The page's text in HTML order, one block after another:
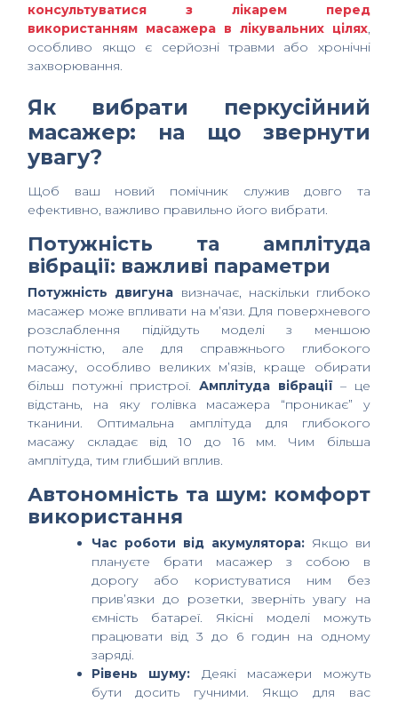
консультуватися з лікарем перед
використанням масажера в лікувальних цілях,
особливо якщо є серйозні травми або хронічні
захворювання.
Як вибрати перкусійний
масажер: на що звернути
увагу?
Щоб ваш новий помічник служив довго та
ефективно, важливо правильно його вибрати.
Потужність та амплітуда
вібрації: важливі параметри
Потужність двигуна визначає, наскільки глибоко
масажер може впливати на м’язи. Для поверхневого
розслаблення підійдуть моделі з меншою
потужністю, але для справжнього глибокого
масажу, особливо великих м’язів, краще обирати
більш потужні пристрої. Амплітуда вібрації – це
відстань, на яку голівка масажера “проникає” у
тканини. Оптимальна амплітуда для глибокого
масажу складає від 10 до 16 мм. Чим більша
амплітуда, тим глибший вплив.
Автономність та шум: комфорт
використання
Час роботи від акумулятора:Якщо ви
плануєте брати масажер з собою в
дорогу або користуватися ним без
прив’язки до розетки, зверніть увагу на
ємність батареї. Якісні моделі можуть
працювати від 3 до 6 годин на одному
заряді.
Рівень шуму: Деякі масажери можуть
бути досить гучними. Якщо для вас